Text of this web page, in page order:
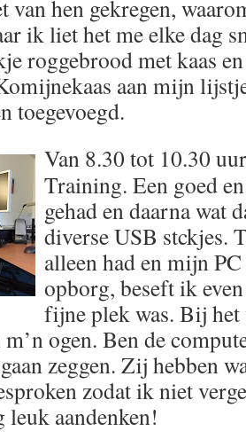
hen gekregen,
ik liet het me elke dag
roggebrood met kaas
aan mijn
toegevoegd.
Van 8.30 tot 10.30
Training. Een goed
gehad en daarna wat
diverse USB stckjes.
alleen had en mijn
opborg, beseft ik
fijne plek was. Bij het
ogen. Ben de
zeggen. Zij hebben
zodat ik niet
leuk aandenken!